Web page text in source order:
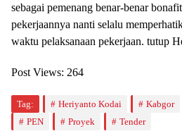
sebagai pemenang benar-benar
pekerjaannya nanti selalu
waktu pelaksanaan pekerjaan. tutup
Post Views: 264
Tag: Heriyanto Kodai Kabgor
PEN
Proyek Tender